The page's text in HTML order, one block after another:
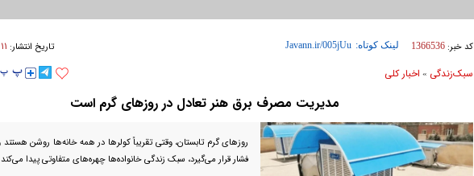
کد خبر: 1366536 لینک کوتاه: تاریخ انتشار: ۱۱ تير ۱۴۰۵ - ۰۱:۴۰
سبک‌زندگی » اخبار کلی
مدیریت مصرف برق هنر تعادل در روز‌های گرم است
روز‌های گرم تابستان، وقتی تقریباً کولر‌ها در همه خانه‌ها روشن هستند
فشار قرار می‌گیرد، سبک زندگی خانواده‌ها چهره‌های متفاوتی پیدا می‌کند